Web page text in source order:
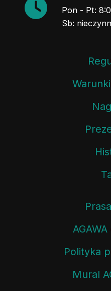
Pon - Pt:
Sb:
Polityka
Mural